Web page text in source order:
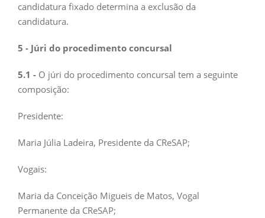
candidatura fixado determina a exclusão da
candidatura.
5 - Júri do procedimento concursal
5.1 - O júri do procedimento concursal tem a seguinte
composição:
Presidente:
Maria Júlia Ladeira, Presidente da CReSAP;
Vogais:
Maria da Conceição Migueis de Matos, Vogal
Permanente da CReSAP;